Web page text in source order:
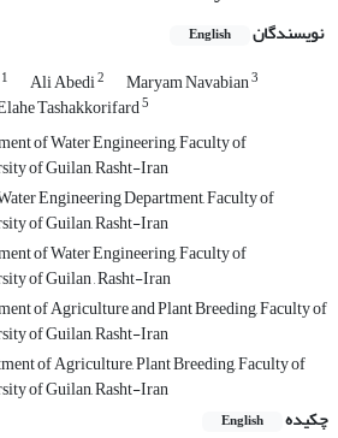
نویسندگان English
1 Ali Abedi2 Maryam Navabian3
Tashakkorifard5
of Water Engineering, Faculty of
of Guilan, Rasht-Iran
Engineering Department, Faculty of
of Guilan, Rasht-Iran
of Water Engineering, Faculty of
of Guilan , Rasht-Iran
of Agriculture and Plant Breeding, Faculty of
of Guilan, Rasht-Iran
of Agriculture, Plant Breeding, Faculty of
of Guilan, Rasht-Iran
چکیده
English